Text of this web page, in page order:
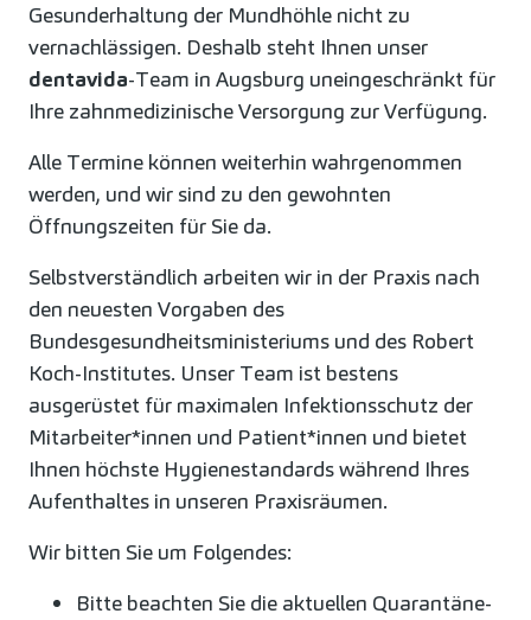
Gesunderhaltung der Mundhöhle nicht zu
vernachlässigen. Deshalb steht Ihnen unser
dentavida-Team in Augsburg uneingeschränkt für
Ihre zahnmedizinische Versorgung zur Verfügung.
Alle Termine können weiterhin wahrgenommen
werden, und wir sind zu den gewohnten
Öffnungszeiten für Sie da.
Selbstverständlich arbeiten wir in der Praxis nach
den neuesten Vorgaben des
Bundesgesundheitsministeriums und des Robert
Koch-Institutes. Unser Team ist bestens
ausgerüstet für maximalen Infektionsschutz der
Mitarbeiter*innen und Patient*innen und bietet
Ihnen höchste Hygienestandards während Ihres
Aufenthaltes in unseren Praxisräumen.
Wir bitten Sie um Folgendes:
Bitte beachten Sie die aktuellen Quarantäne-